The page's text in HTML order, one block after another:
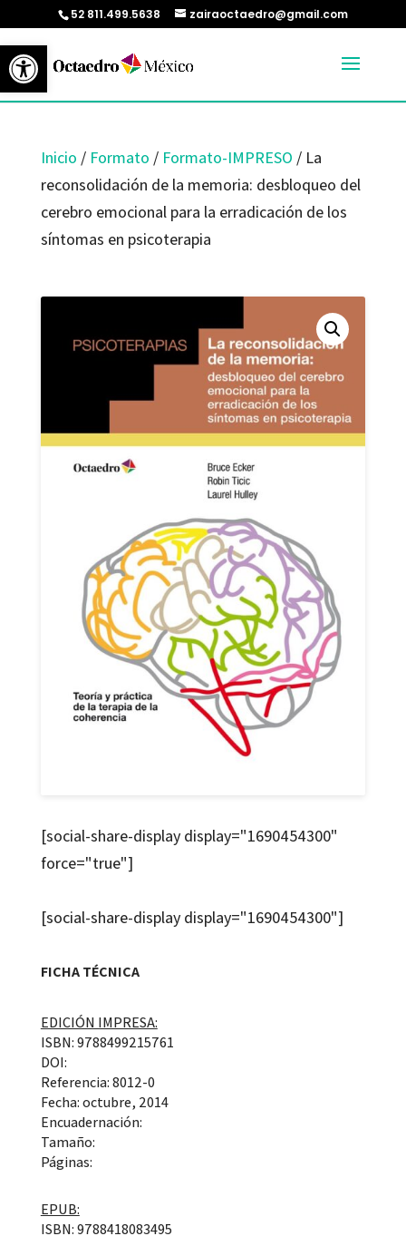
Abrir barra de herramientas
52 811.499.5638 zairaoctaedro@gmail.com
Inicio / Formato / Formato-IMPRESO / La
reconsolidación de la memoria: desbloqueo del
cerebro emocional para la erradicación de los
síntomas en psicoterapia
[social-share-display display="1690454300"
force="true"]
[social-share-display display="1690454300"]
FICHA TÉCNICA
EDICIÓN IMPRESA:
ISBN: 9788499215761
DOI:
Referencia: 8012-0
Fecha: octubre, 2014
Encuadernación:
Tamaño:
Páginas:
EPUB:
ISBN: 9788418083495